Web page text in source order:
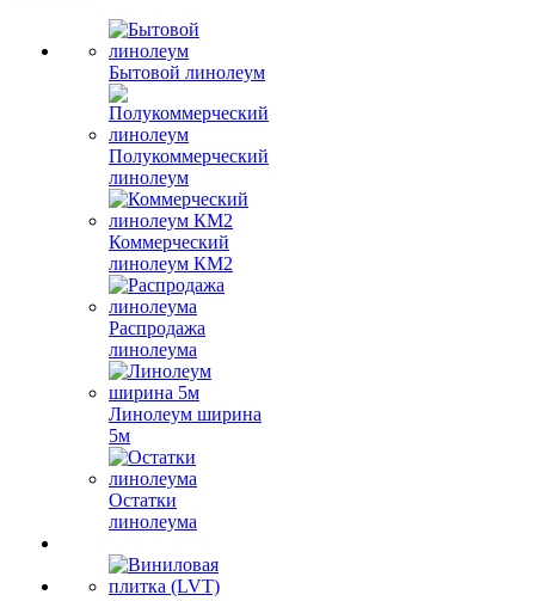
Бытовой линолеум
Полукоммерческий
линолеум
Коммерческий
линолеум КМ2
Распродажа
линолеума
Линолеум ширина
5м
Остатки
линолеума